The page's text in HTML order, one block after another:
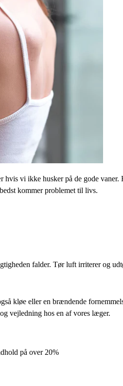
vi ikke husker på de gode
kommer problemet til livs.
falder. Tør luft irriterer og
kløe eller en brændende
vejledning hos en af vores læger.
på over 20%